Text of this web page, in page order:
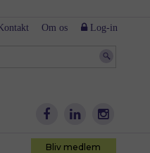
Bliv medlem
Om os Log-in